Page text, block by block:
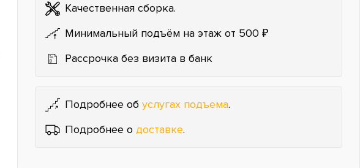
Качественная сборка.
Минимальный подъём на этаж от 500 ₽
Рассрочка без визита в банк
Подробнее об услугах подъема.
Подробнее о доставке.